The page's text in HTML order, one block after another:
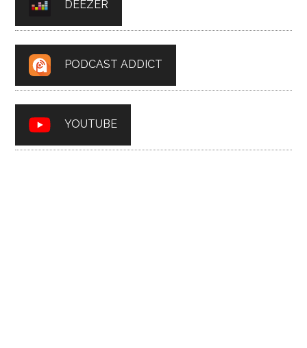
DEEZER
PODCAST ADDICT
YOUTUBE